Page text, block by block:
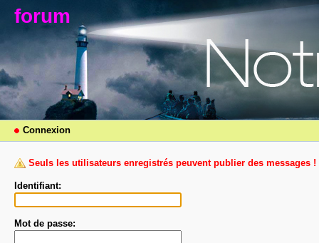
forum
Connexion
Seuls les utilisateurs enregistrés peuvent publier des messages !
Identifiant:
Mot de passe: